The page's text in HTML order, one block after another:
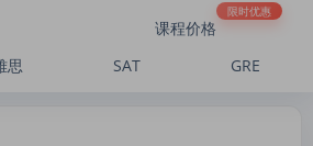
课程价格
限时优惠
思 SAT GRE